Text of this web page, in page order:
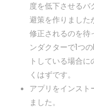
度を低下させる
避策を作りました
修正されるのを待
ンダクターで1つ
トしている場合
くはずです。
アプリをインスト
ました。